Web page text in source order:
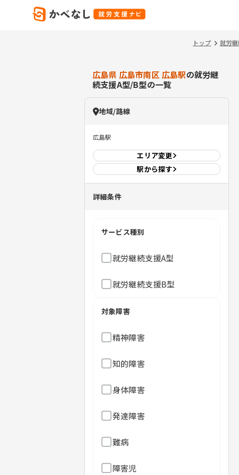
トップ 就労
広島県 広島市南区 広島駅の就労継
続支援A型/B型の一覧
地域/路線
広島駅
エリア変更
駅から探す
詳細条件
サービス種別
就労継続支援A型
就労継続支援B型
対象障害
精神障害
知的障害
身体障害
発達障害
難病
障害児